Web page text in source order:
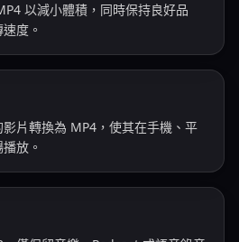
以減小體積，同時保持良好品
度。
片轉換為 MP4，使其在手機、平
放。